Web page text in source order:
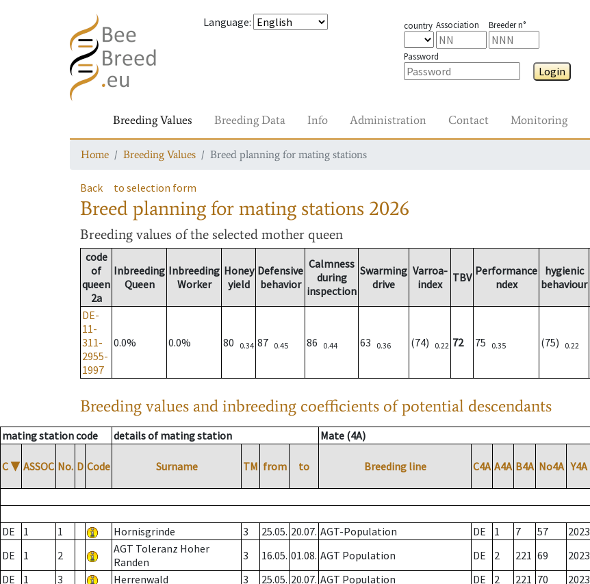
Language: country Association Breeder n°
Password
Login
Breeding Values Breeding Data Info Administration Contact Monitoring
Home Breeding Values Breed planning for mating stations
Back to selection form
Breed planning for mating stations 2026
Breeding values of the selected mother queen
code
of
queen
2a
Inbreeding
Queen
Inbreeding
Worker
Honey
yield
Defensive
behavior
Calmness
during
inspection
Swarming
drive
Varroa-
index
TBV Performance
ndex
hygienic
behaviour
DE-
11-
311-
2955-
1997
0.0% 0.0% 80 0.34 87 0.45 86 0.44 63 0.36 (74) 0.22 72 75 0.35 (75) 0.22
Breeding values and inbreeding coefficients of potential descendants
mating station code details of mating station Mate (4A)
C ▼ ASSOC No. D Code Surname TM from to Breeding line C4A A4A B4A No4A Y4A
DE
1 1 Hornisgrinde 3 25.05. 20.07. AGT-Population DE 1 7 57 2023
DE
1 2
AGT Toleranz Hoher
Randen
3 16.05. 01.08. AGT Population DE 2 221 69 2023
DE
1 3 Herrenwald 3 25.05. 20.07. AGT Population DE 2 221 70 2023